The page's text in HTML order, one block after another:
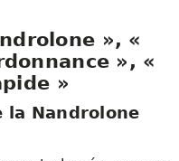
», «
», «
»
la Nandrolone